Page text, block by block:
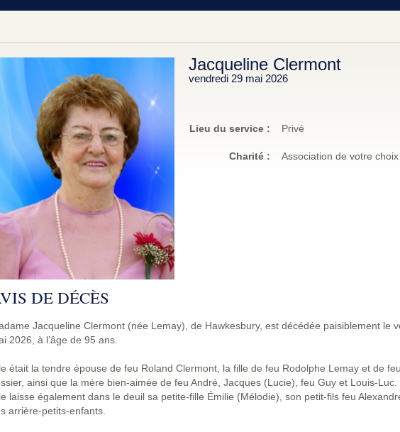
Jacqueline Clermont
vendredi 29 mai 2026
Lieu du service : Privé
Charité: Association de votre choix
DE DÉCÈS
Jacqueline Clermont (née Lemay), de Hawkesbury, est décédée paisiblement le
2026, à l’âge de 95 ans.
était la tendre épouse de feu Roland Clermont, la fille de feu Rodolphe Lemay et de
ainsi que la mère bien-aimée de feu André, Jacques (Lucie), feu Guy et Louis-Luc.
laisse également dans le deuil sa petite-fille Émilie (Mélodie), son petit-fils feu
arrière-petits-enfants.